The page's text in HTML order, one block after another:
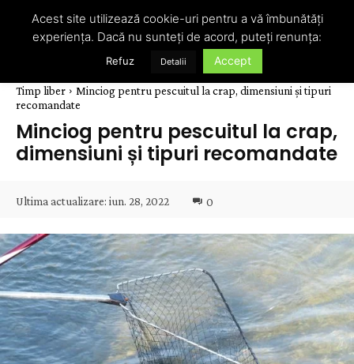
Timp liber
Minciog pentru pescuitul la crap, dimensiuni și tipuri
recomandate
Minciog pentru pescuitul la crap,
dimensiuni și tipuri recomandate
Ultima actualizare: iun. 28, 2022 0
Acest site utilizează cookie-uri pentru a vă îmbunătăți
experiența. Dacă nu sunteți de acord, puteți renunța:
Refuz Detalii Accept